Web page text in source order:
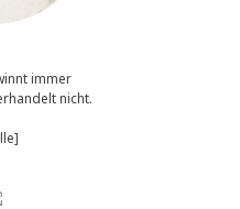
immer
nicht.